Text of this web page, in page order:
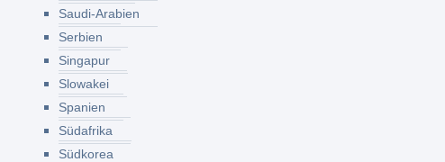
Saudi-Arabien
Serbien
Singapur
Slowakei
Spanien
Südafrika
Südkorea